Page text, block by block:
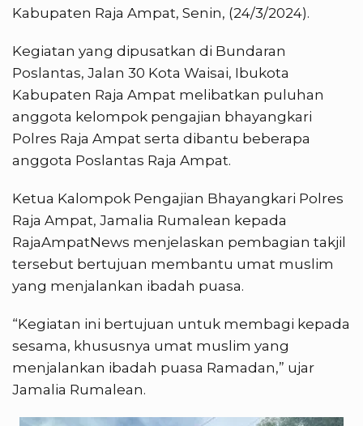
Kabupaten Raja Ampat, Senin, (24/3/2024).
Kegiatan yang dipusatkan di Bundaran
Poslantas, Jalan 30 Kota Waisai, Ibukota
Kabupaten Raja Ampat melibatkan puluhan
anggota kelompok pengajian bhayangkari
Polres Raja Ampat serta dibantu beberapa
anggota Poslantas Raja Ampat.
Ketua Kalompok Pengajian Bhayangkari Polres
Raja Ampat, Jamalia Rumalean kepada
RajaAmpatNews menjelaskan pembagian takjil
tersebut bertujuan membantu umat muslim
yang menjalankan ibadah puasa.
“Kegiatan ini bertujuan untuk membagi kepada
sesama, khususnya umat muslim yang
menjalankan ibadah puasa Ramadan,” ujar
Jamalia Rumalean.